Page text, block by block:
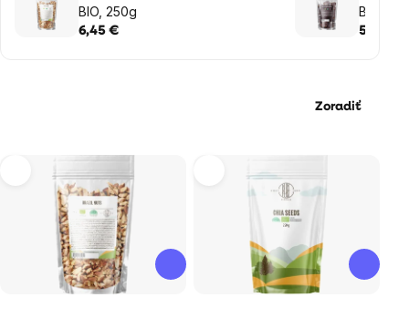
BIO, 250g
6,45 €
BIO,
5,25 €
Zoradiť
Výpis
produktov